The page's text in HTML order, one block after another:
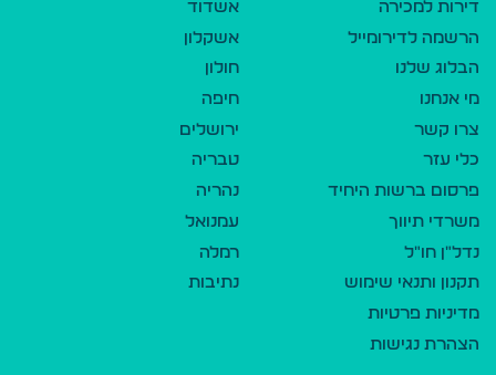
דירות למכירה
הרשמה לדירומייל
הבלוג שלנו
מי אנחנו
צרו קשר
כלי עזר
פרסום ברשות היחיד
משרדי תיווך
נדל"ן חו"ל
תקנון ותנאי שימוש
מדיניות פרטיות
הצהרת נגישות
אשדוד
אשקלון
חולון
חיפה
ירושלים
טבריה
נהריה
עמנואל
רמלה
נתיבות